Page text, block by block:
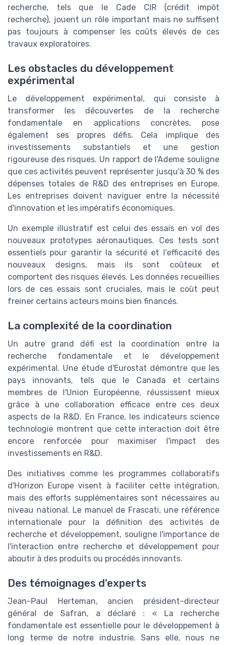
recherche, tels que le Cade CIR (crédit impôt
recherche), jouent un rôle important mais ne suffisent
pas toujours à compenser les coûts élevés de ces
travaux exploratoires.
Les obstacles du développement
expérimental
Le développement expérimental, qui consiste à
transformer les découvertes de la recherche
fondamentale en applications concrètes, pose
également ses propres défis. Cela implique des
investissements substantiels et une gestion
rigoureuse des risques. Un rapport de l'Ademe souligne
que ces activités peuvent représenter jusqu'à 30 % des
dépenses totales de R&D des entreprises en Europe.
Les entreprises doivent naviguer entre la nécessité
d'innovation et les impératifs économiques.
Un exemple illustratif est celui des essais en vol des
nouveaux prototypes aéronautiques. Ces tests sont
essentiels pour garantir la sécurité et l'efficacité des
nouveaux designs, mais ils sont coûteux et
comportent des risques élevés. Les données recueillies
lors de ces essais sont cruciales, mais le coût peut
freiner certains acteurs moins bien financés.
La complexité de la coordination
Un autre grand défi est la coordination entre la
recherche fondamentale et le développement
expérimental. Une étude d'Eurostat démontre que les
pays innovants, tels que le Canada et certains
membres de l'Union Européenne, réussissent mieux
grâce à une collaboration efficace entre ces deux
aspects de la R&D. En France, les indicateurs science
technologie montrent que cette interaction doit être
encore renforcée pour maximiser l'impact des
investissements en R&D.
Des initiatives comme les programmes collaboratifs
d'Horizon Europe visent à faciliter cette intégration,
mais des efforts supplémentaires sont nécessaires au
niveau national. Le manuel de Frascati, une référence
internationale pour la définition des activités de
recherche et développement, souligne l'importance de
l'interaction entre recherche et développement pour
aboutir à des produits ou procédés innovants.
Des témoignages d'experts
Jean-Paul Herteman, ancien président-directeur
général de Safran, a déclaré : « La recherche
fondamentale est essentielle pour le développement à
long terme de notre industrie. Sans elle, nous ne